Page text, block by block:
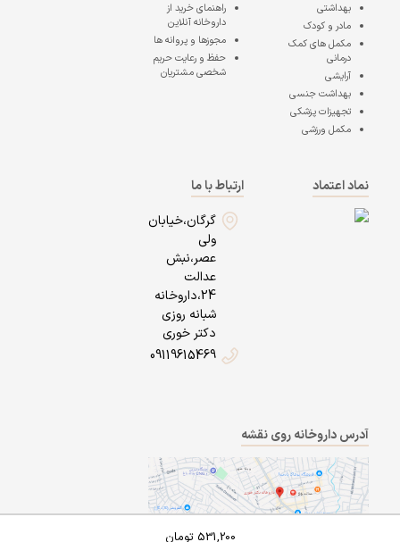
531,200 تومان
بهداشتی
مادر و کودک
مکمل های کمک
درمانی
آرایشی
بهداشت جنسی
تجهیزات پزشکی
مکمل ورزشی
راهنمای خرید از
داروخانه آنلاین
مجوزها و پروانه ها
حفظ و رعایت حریم
شخصی مشتریان
نماد اعتماد
ارتباط با ما
گرگان،خیابان
ولی
عصر،نبش
عدالت
24،داروخانه
شبانه روزی
دکتر خوری
09119615469
آدرس داروخانه روی نقشه